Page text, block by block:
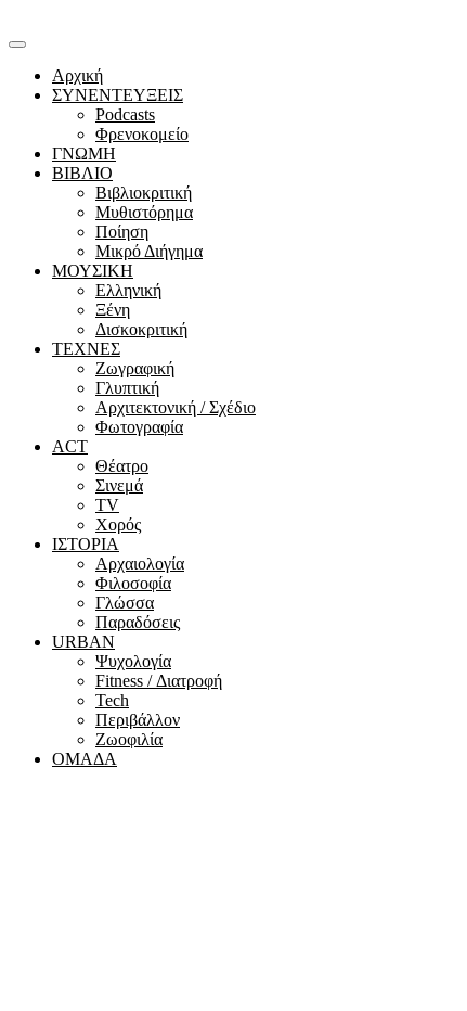
Αρχική
ΣΥΝΕΝΤΕΥΞΕΙΣ
Podcasts
Φρενοκομείο
ΓΝΩΜΗ
ΒΙΒΛΙΟ
Βιβλιοκριτική
Μυθιστόρημα
Ποίηση
Μικρό Διήγημα
ΜΟΥΣΙΚΗ
Ελληνική
Ξένη
Δισκοκριτική
ΤΕΧΝΕΣ
Ζωγραφική
Γλυπτική
Αρχιτεκτονική / Σχέδιο
Φωτογραφία
ACT
Θέατρο
Σινεμά
ΤV
Χορός
ΙΣΤΟΡΙΑ
Αρχαιολογία
Φιλοσοφία
Γλώσσα
Παραδόσεις
URBAN
Ψυχολογία
Fitness / Διατροφή
Tech
Περιβάλλον
Ζωοφιλία
ΟΜΑΔΑ